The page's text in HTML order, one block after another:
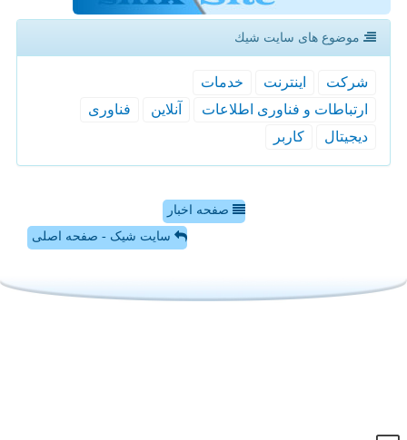
موضوع های سایت شیك
شركت اینترنت
خدمات
ارتباطات و فناوری اطلاعات
آنلاین
فناوری
دیجیتال
كاربر
صفحه اخبار
سایت شیک - صفحه اصلی